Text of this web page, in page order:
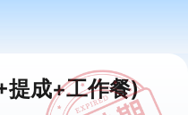
成+工作餐)